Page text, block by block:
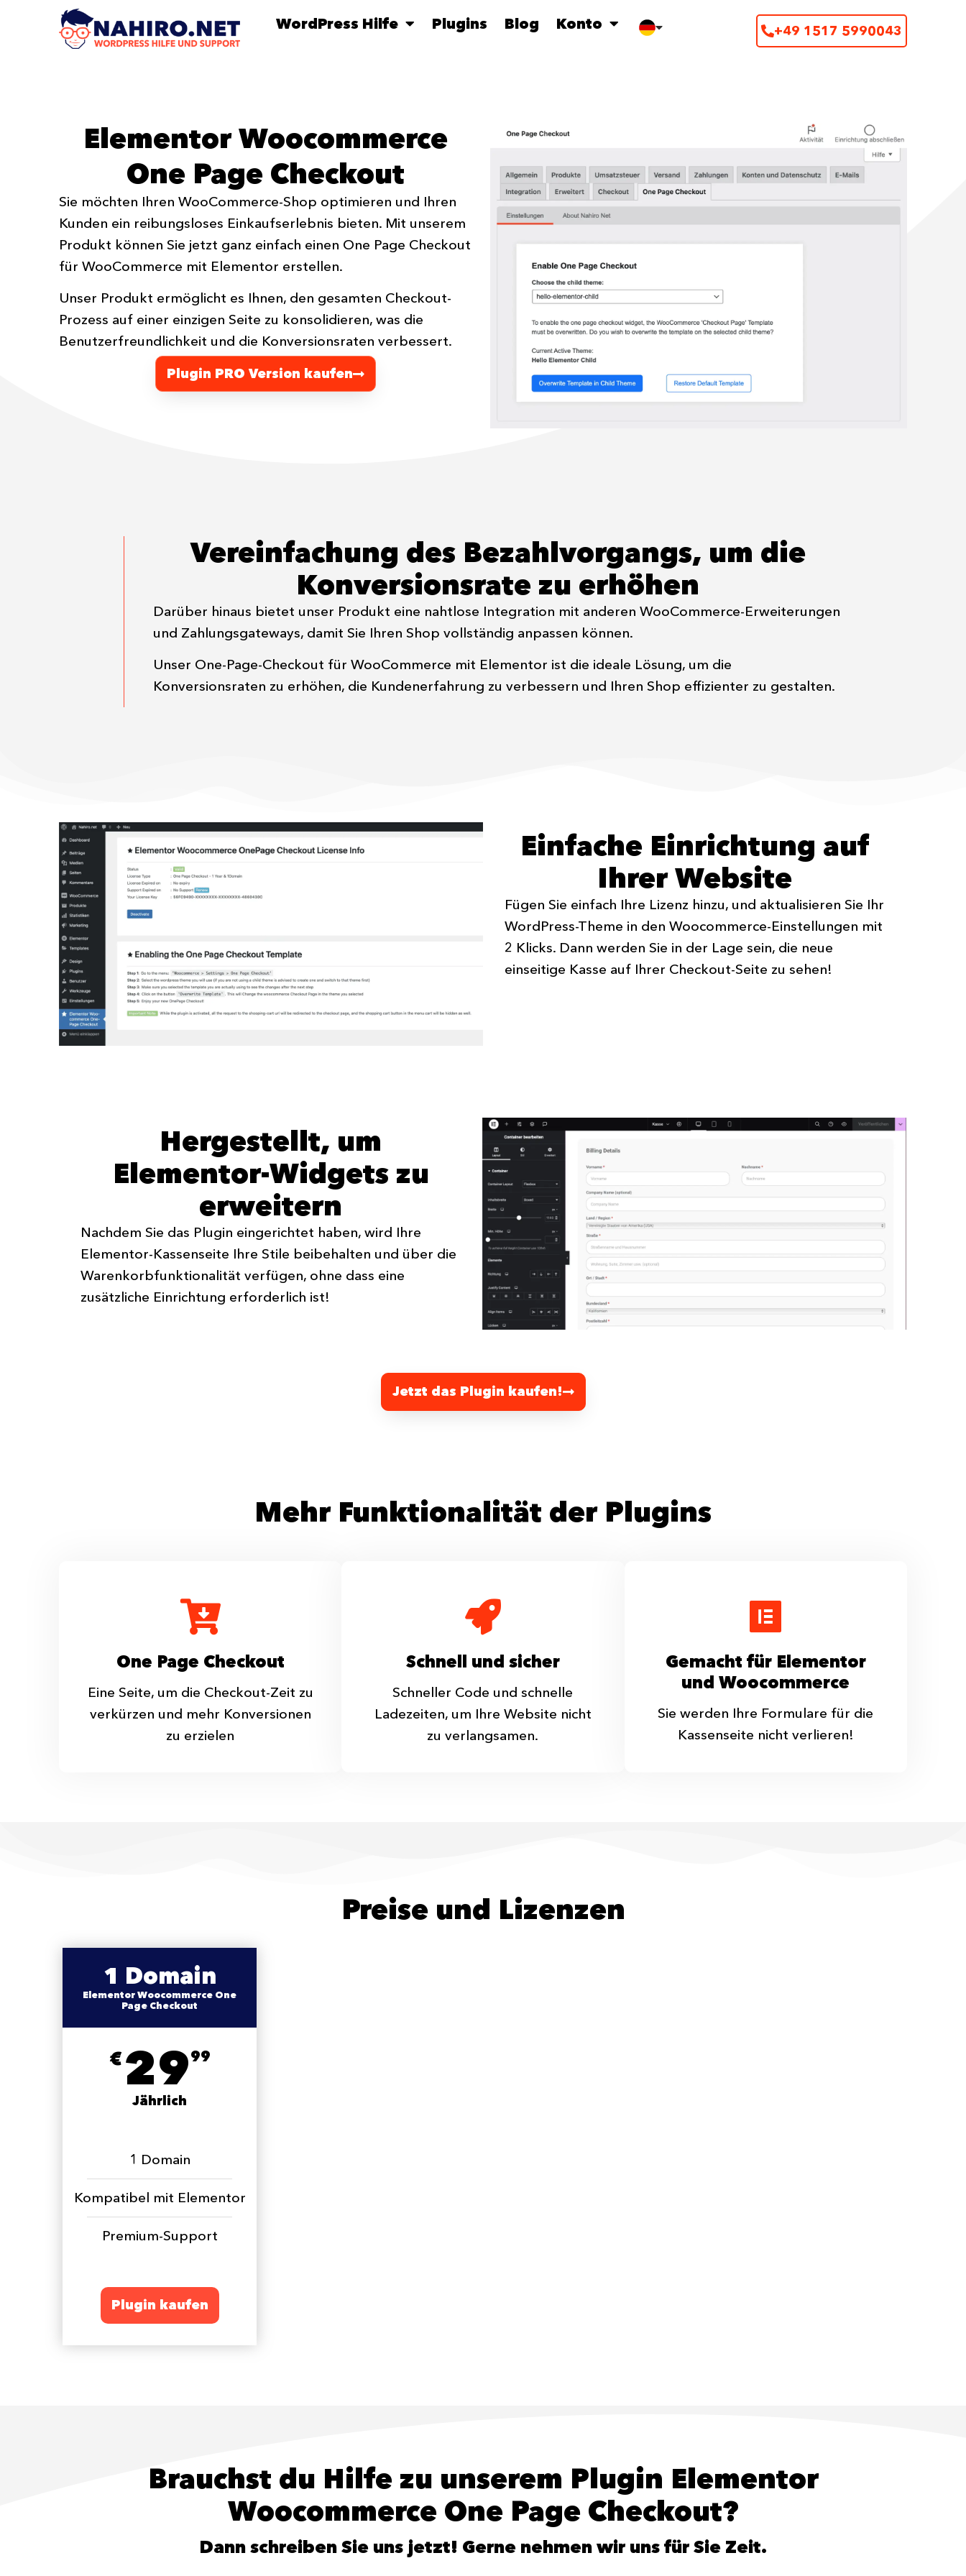
WordPress Hilfe Plugins Blog Konto +49 1517 5990043
Elementor Woocommerce
One Page Checkout
Sie möchten Ihren WooCommerce-Shop optimieren und Ihren
Kunden ein reibungsloses Einkaufserlebnis bieten. Mit unserem
Produkt können Sie jetzt ganz einfach einen One Page Checkout
für WooCommerce mit Elementor erstellen.
Unser Produkt ermöglicht es Ihnen, den gesamten Checkout-
Prozess auf einer einzigen Seite zu konsolidieren, was die
Benutzerfreundlichkeit und die Konversionsraten verbessert.
Plugin PRO Version kaufen
Vereinfachung des Bezahlvorgangs, um die
Konversionsrate zu erhöhen
Darüber hinaus bietet unser Produkt eine nahtlose Integration mit anderen WooCommerce-Erweiterungen
und Zahlungsgateways, damit Sie Ihren Shop vollständig anpassen können.
Unser One-Page-Checkout für WooCommerce mit Elementor ist die ideale Lösung, um die
Konversionsraten zu erhöhen, die Kundenerfahrung zu verbessern und Ihren Shop effizienter zu gestalten.
Einfache Einrichtung auf
Ihrer Website
Fügen Sie einfach Ihre Lizenz hinzu, und aktualisieren Sie Ihr
WordPress-Theme in den Woocommerce-Einstellungen mit
2 Klicks. Dann werden Sie in der Lage sein, die neue
einseitige Kasse auf Ihrer Checkout-Seite zu sehen!
Hergestellt, um
Elementor-Widgets zu
erweitern
Nachdem Sie das Plugin eingerichtet haben, wird Ihre
Elementor-Kassenseite Ihre Stile beibehalten und über die
Warenkorbfunktionalität verfügen, ohne dass eine
zusätzliche Einrichtung erforderlich ist!
Jetzt das Plugin kaufen!
Mehr Funktionalität der Plugins
One Page Checkout
Eine Seite, um die Checkout-Zeit zu
verkürzen und mehr Konversionen
zu erzielen
Schnell und sicher
Schneller Code und schnelle
Ladezeiten, um Ihre Website nicht
zu verlangsamen.
Gemacht für Elementor
und Woocommerce
Sie werden Ihre Formulare für die
Kassenseite nicht verlieren!
Preise und Lizenzen
1 Domain
Elementor Woocommerce One
Page Checkout
€2999
Jährlich
1 Domain
Kompatibel mit Elementor
Premium-Support
Plugin kaufen
Brauchst du Hilfe zu unserem Plugin Elementor
Woocommerce One Page Checkout?
Dann schreiben Sie uns jetzt! Gerne nehmen wir uns für Sie Zeit.